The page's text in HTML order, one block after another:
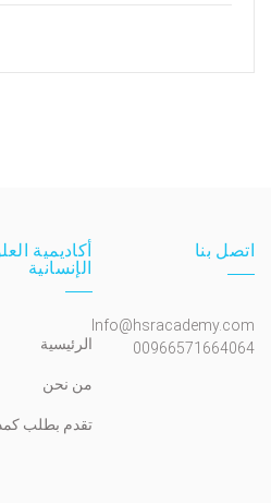
اتصل بنا
Info@hsracademy.com
00966571664064
أكاديمية
الإنسانية
الرئيسية
من نحن
تقدم بطلب